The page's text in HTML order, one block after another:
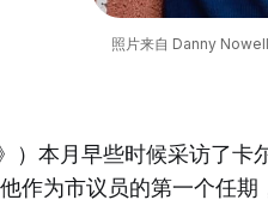
照片来自 Danny Nowell
）本月早些时候采访了卡
作为市议员的第一个任期